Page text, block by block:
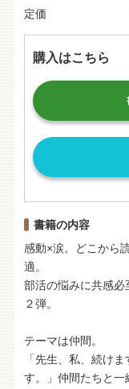
定価
購入はこちら
書籍の内容
感動×涙。どこから
適。
部活の悩みに共感
２弾。
テーマは仲間。
「先生、私、続け
す。」仲間たちと一